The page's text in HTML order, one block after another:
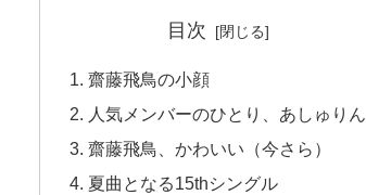
目次
齋藤飛鳥の小顔
人気メンバーのひとり、あしゅりん
齋藤飛鳥、かわいい（今さら）
夏曲となる15thシングル